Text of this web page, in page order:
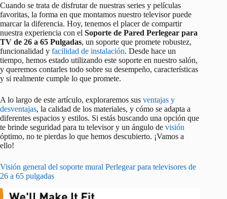
Cuando se trata de disfrutar de nuestras series y películas
favoritas, la forma en que montamos nuestro televisor puede
marcar la diferencia. Hoy, tenemos el placer de compartir
nuestra experiencia con el Soporte de Pared Perlegear para
TV de 26 a 65 Pulgadas, un soporte que promete robustez,
funcionalidad y facilidad de instalación. Desde hace un
tiempo, hemos estado utilizando este soporte en nuestro salón,
y queremos contarles todo sobre su desempeño, características
y si realmente cumple lo que promete.
A lo largo de este artículo, exploraremos sus ventajas y
desventajas, la calidad de los materiales, y cómo se adapta a
diferentes espacios y estilos. Si estás buscando una opción que
te brinde seguridad para tu televisor y un ángulo de visión
óptimo, no te pierdas lo que hemos descubierto. ¡Vamos a
ello!
Visión general del soporte mural Perlegear para televisores de
26 a 65 pulgadas